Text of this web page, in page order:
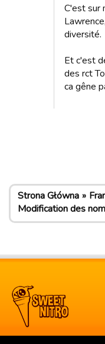
C'est sur
diversité.
Et c'est
des rct
ca gêne
Strona Główna
Modification des